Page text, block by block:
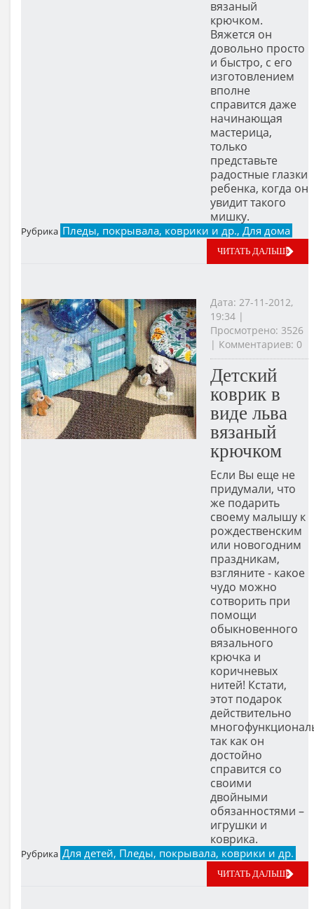
вязаный
крючком.
Вяжется он
довольно просто
и быстро, с его
изготовлением
вполне
справится даже
начинающая
мастерица,
только
представьте
радостные глазки
ребенка, когда он
увидит такого
мишку.
Рубрика Пледы, покрывала, коврики и др., Для дома
ЧИТАТЬ ДАЛЬШЕ
Дата: 27-11-2012,
19:34 |
Просмотрено: 3526
| Комментариев: 0
Детский
коврик в
виде льва
вязаный
крючком
Если Вы еще не
придумали, что
же подарить
своему малышу к
рождественским
или новогодним
праздникам,
взгляните - какое
чудо можно
сотворить при
помощи
обыкновенного
вязального
крючка и
коричневых
нитей! Кстати,
этот подарок
действительно
так как он
достойно
справится со
своими
двойными
обязанностями –
игрушки и
коврика.
Рубрика Для детей, Пледы, покрывала, коврики и др.
ЧИТАТЬ ДАЛЬШЕ